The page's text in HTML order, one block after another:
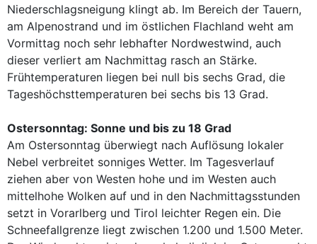
Niederschlagsneigung klingt ab. Im Bereich der Tauern,
am Alpenostrand und im östlichen Flachland weht am
Vormittag noch sehr lebhafter Nordwestwind, auch
dieser verliert am Nachmittag rasch an Stärke.
Frühtemperaturen liegen bei null bis sechs Grad, die
Tageshöchsttemperaturen bei sechs bis 13 Grad.
Ostersonntag: Sonne und bis zu 18 Grad
Am Ostersonntag überwiegt nach Auflösung lokaler
Nebel verbreitet sonniges Wetter. Im Tagesverlauf
ziehen aber von Westen hohe und im Westen auch
mittelhohe Wolken auf und in den Nachmittagsstunden
setzt in Vorarlberg und Tirol leichter Regen ein. Die
Schneefallgrenze liegt zwischen 1.200 und 1.500 Meter.